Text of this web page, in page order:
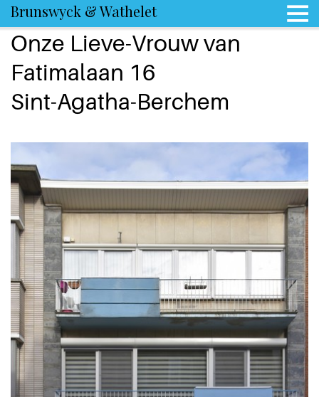
Brunswyck & Wathelet
Onze Lieve-Vrouw van
Fatimalaan 16
Sint-Agatha-Berchem